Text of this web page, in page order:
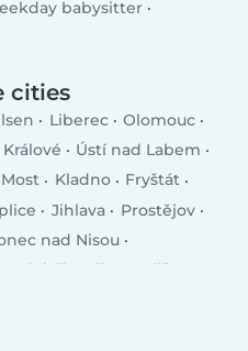
babysitter
cities
Liberec
Olomouc
Ústí nad Labem
Most Kladno
Fryštát
Jihlava
Prostějov
nad Nisou
Třebíč Tábor
Příbram